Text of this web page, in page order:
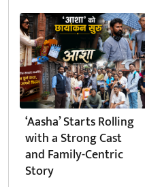
‘Aasha’ Starts Rolling
with a Strong Cast
and Family-Centric
Story